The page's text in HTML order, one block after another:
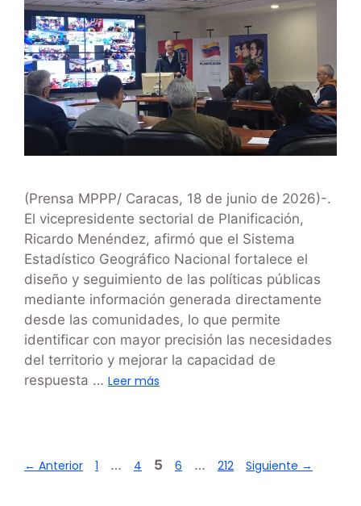
(Prensa MPPP/ Caracas, 18 de junio de 2026)-.
El vicepresidente sectorial de Planificación,
Ricardo Menéndez, afirmó que el Sistema
Estadístico Geográfico Nacional fortalece el
diseño y seguimiento de las políticas públicas
mediante información generada directamente
desde las comunidades, lo que permite
identificar con mayor precisión las necesidades
del territorio y mejorar la capacidad de
respuesta … Leer más
← Anterior 1 … 4 5 6 … 212 Siguiente →